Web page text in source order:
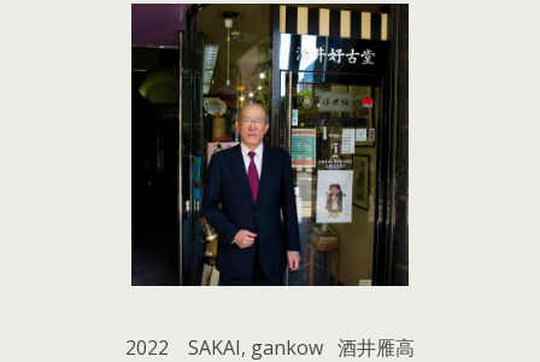
2022 SAKAI, gankow 酒井雁高